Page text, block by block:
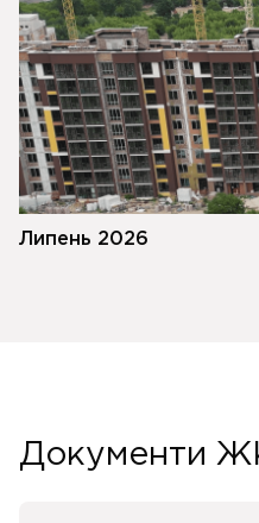
Липень 2026
Документи